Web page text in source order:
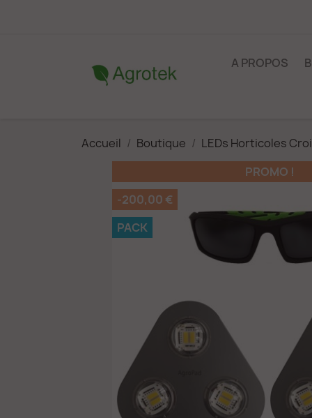
A PROPOS
Accueil Boutique
LEDs Horticoles
PROMO !
-200,00 €
PACK